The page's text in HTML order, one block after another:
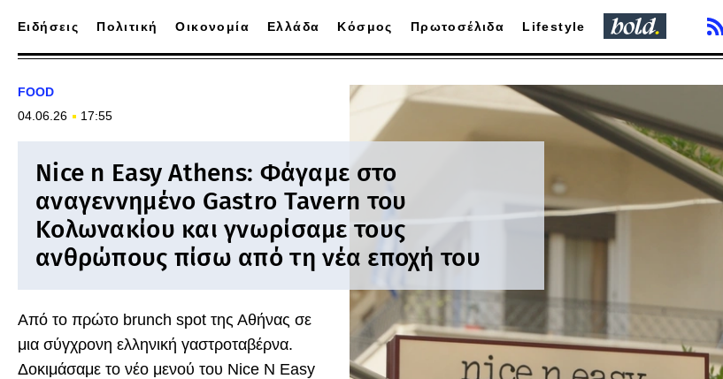
Ειδήσεις Πολιτική Οικονομία Ελλάδα Κόσμος Πρωτοσέλιδα Lifestyle
FOOD
04.06.26
17:55
Nice n Easy Athens: Φάγαμε στο
αναγεννημένο Gastro Tavern του
Κολωνακίου και γνωρίσαμε τους
ανθρώπους πίσω από τη νέα εποχή του
Από το πρώτο brunch spot της Αθήνας σε
μια σύγχρονη ελληνική γαστροταβέρνα.
Δοκιμάσαμε το νέο μενού του Nice N Easy